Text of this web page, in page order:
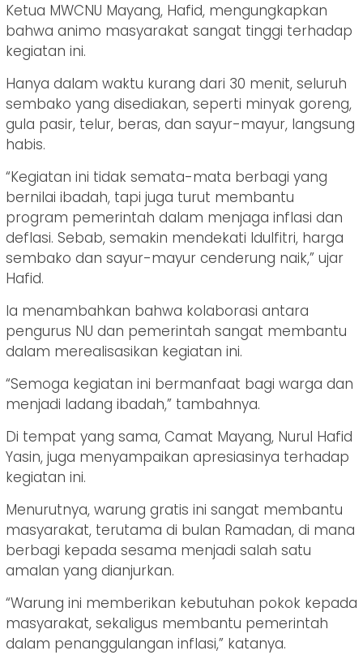
Ketua MWCNU Mayang, Hafid, mengungkapkan
bahwa animo masyarakat sangat tinggi terhadap
kegiatan ini.
Hanya dalam waktu kurang dari 30 menit, seluruh
sembako yang disediakan, seperti minyak goreng,
gula pasir, telur, beras, dan sayur-mayur, langsung
habis.
“Kegiatan ini tidak semata-mata berbagi yang
bernilai ibadah, tapi juga turut membantu
program pemerintah dalam menjaga inflasi dan
deflasi. Sebab, semakin mendekati Idulfitri, harga
sembako dan sayur-mayur cenderung naik,” ujar
Hafid.
Ia menambahkan bahwa kolaborasi antara
pengurus NU dan pemerintah sangat membantu
dalam merealisasikan kegiatan ini.
“Semoga kegiatan ini bermanfaat bagi warga dan
menjadi ladang ibadah,” tambahnya.
Di tempat yang sama, Camat Mayang, Nurul Hafid
Yasin, juga menyampaikan apresiasinya terhadap
kegiatan ini.
Menurutnya, warung gratis ini sangat membantu
masyarakat, terutama di bulan Ramadan, di mana
berbagi kepada sesama menjadi salah satu
amalan yang dianjurkan.
“Warung ini memberikan kebutuhan pokok kepada
masyarakat, sekaligus membantu pemerintah
dalam penanggulangan inflasi,” katanya.